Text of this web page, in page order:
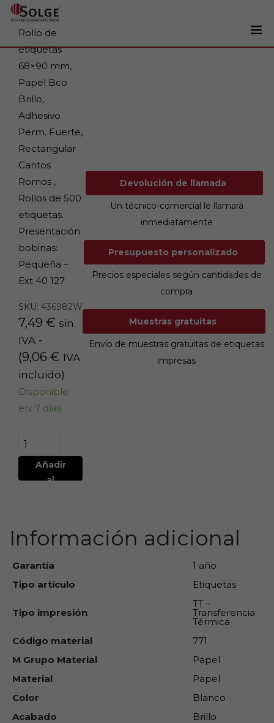
Soluciones
Impresoras
Etiquetadoras
Etiquetas
Tintas
Marcaje
Servicios
Rollo de
etiquetas
68×90 mm,
Papel Bco
Brillo,
Adhesivo
Perm. Fuerte,
Rectangular
Cantos
Romos ,
Rollos de 500
etiquetas.
Presentación
bobinas:
Pequeña –
Ext 40 127
SKU: 436982W
7,49 € sin
IVA -
(9,06 € IVA
incluido)
Disponible
en: 7 días
Añadir
al
Devolución de llamada
Un técnico-comercial le llamará
inmediatamente
Presupuesto personalizado
Precios especiales según cantidades de
compra
Muestras gratuitas
Envío de muestras gratuitas de etiquetas
impresas
Información adicional
Garantía
1 año
Tipo artículo
Etiquetas
Tipo impresión
TT –
Transferencia
Térmica
Código material
771
M Grupo Material
Papel
Material
Papel
Color
Blanco
Acabado
Brillo